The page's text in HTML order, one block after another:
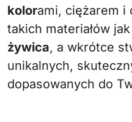
kolorami, ciężarem i
takich materiałów jak
żywica, a wkrótce
unikalnych,
dopasowanych do